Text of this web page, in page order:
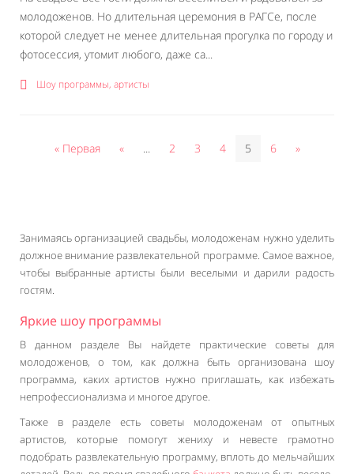
молодоженов. Но длительная церемония в РАГСе, после
которой следует не менее длительная прогулка по городу и
фотосессия, утомит любого, даже са...
Шоу программы, артисты
« Первая « 2 3 4 5 6 »
Занимаясь организацией свадьбы, молодоженам нужно уделить
должное внимание развлекательной программе. Самое важное,
чтобы выбранные артисты были веселыми и дарили радость
гостям.
Яркие шоу программы
В данном разделе Вы найдете практические советы для
молодоженов, о том, как должна быть организована шоу
программа, каких артистов нужно приглашать, как избежать
непрофессионализма и многое другое.
Также в разделе есть советы молодоженам от опытных
артистов, которые помогут жениху и невесте грамотно
подобрать развлекательную программу, вплоть до мельчайших